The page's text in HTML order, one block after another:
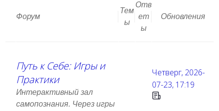
Форум
Тем
ы
Отв
ет
ы
Обновления
Путь к Себе: Игры и
Практики
Интерактивный зал
самопознания. Через игры
Четверг, 2026-
07-23, 17:19